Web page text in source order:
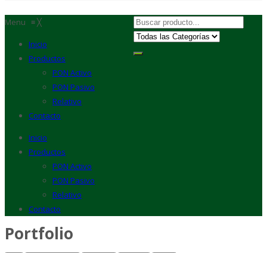
Menu ≡╳
Inicio
Productos
PON Activo
PON Pasivo
Relativo
Contacto
Inicio
Productos
PON Activo
PON Pasivo
Relativo
Contacto
Portfolio